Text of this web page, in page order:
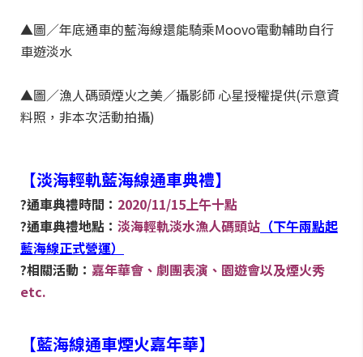
▲圖／年底通車的藍海線還能騎乘Moovo電動輔助自行
車遊淡水
▲圖／漁人碼頭煙火之美／攝影師 心星授權提供(示意資
料照，非本次活動拍攝)
【淡海輕軌藍海線通車典禮】
?通車典禮時間： 2020/11/15上午十點
?通車典禮地點： 淡海輕軌淡水漁人碼頭站 （下午兩點起
藍海線正式營運）
?相關活動： 嘉年華會、劇團表演、園遊會以及煙火秀
etc.
【藍海線通車煙火嘉年華】